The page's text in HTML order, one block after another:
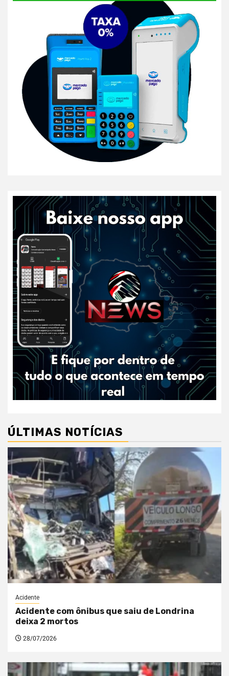
ÚLTIMAS NOTÍCIAS
Acidente
Acidente com ônibus que saiu de Londrina
deixa 2 mortos
28/07/2026